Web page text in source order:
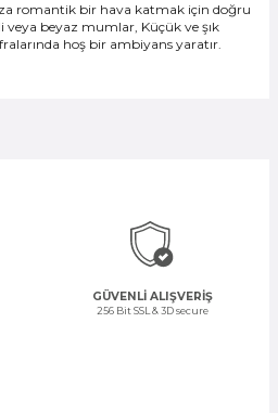
romantik bir hava katmak için doğru
veya beyaz mumlar, Küçük ve şık
hoş bir ambiyans yaratır.
GÜVENLİ ALIŞVERİŞ
256 Bit SSL & 3D secure